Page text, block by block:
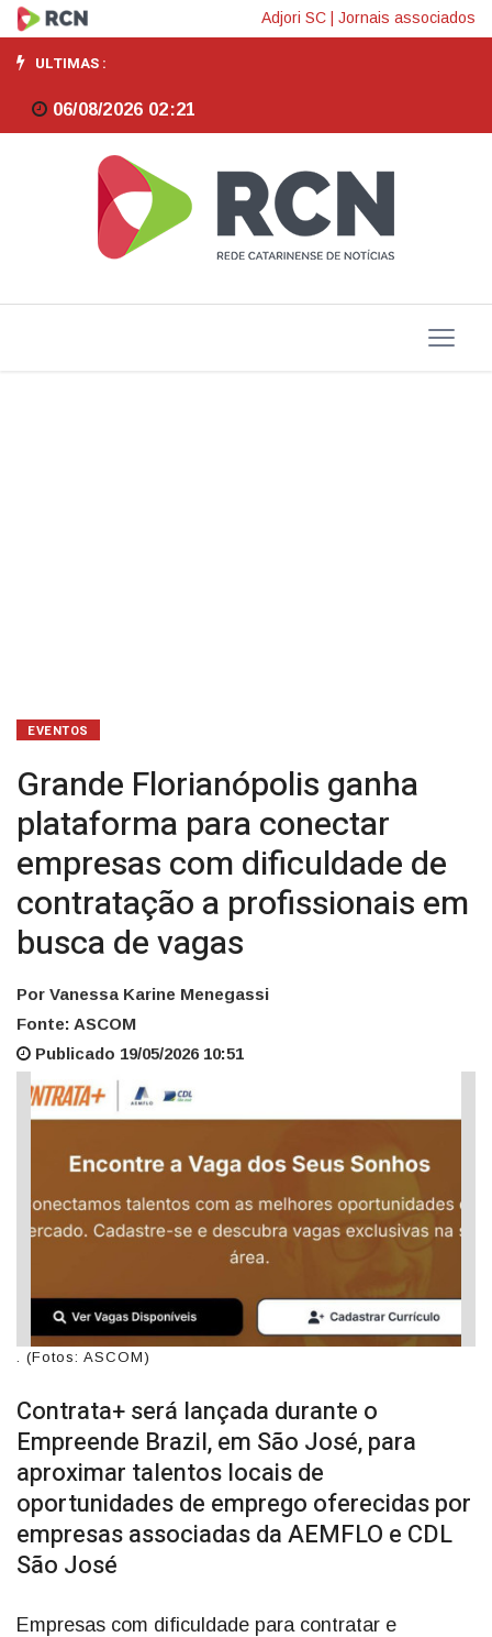
Grande
Florianópolis
ganha
plataforma
conectar
empresas
de
vagas
Adjori SC Jornais associados
ULTIMAS :
06/08/2026 02:21
EVENTOS
Grande Florianópolis ganha
plataforma para conectar
empresas com dificuldade de
contratação a profissionais em
busca de vagas
Por Vanessa Karine Menegassi
Fonte: ASCOM
Publicado 19/05/2026 10:51
. (Fotos: ASCOM)
Contrata+ será lançada durante o
Empreende Brazil, em São José, para
aproximar talentos locais de
oportunidades de emprego oferecidas por
empresas associadas da AEMFLO e CDL
São José
Empresas com dificuldade para contratar e